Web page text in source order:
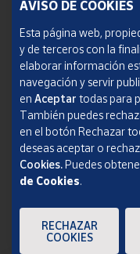
Política de cookies
Aviso legal
Condiciones del servicio
Política de Privacidad
Informe de transparencia
SOCIEDAD ESTATAL
AVISO DE COOKIES
Esta página web,
y de terceros con la
elaborar información
navegación y servir
en Aceptar todas para
También puedes
en el botón Rechazar
deseas aceptar o
Cookies.Puedes
de Cookies.
RECHAZAR
COOKIES